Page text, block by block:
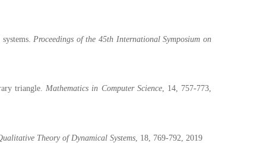
Proceedings of the 45th International Symposium on
triangle.Mathematics in Computer Science, 14, 757-773,
Theory of Dynamical Systems, 18, 769-792, 2019